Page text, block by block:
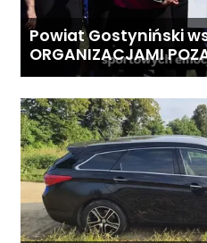
Powiat Gostyniński
ORGANIZACJAMI
o środki z Budżetu
terenu!